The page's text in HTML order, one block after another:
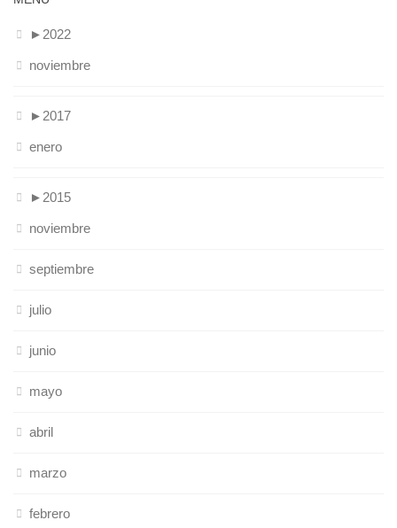
► 2022
noviembre
► 2017
enero
► 2015
noviembre
septiembre
julio
junio
mayo
abril
marzo
febrero